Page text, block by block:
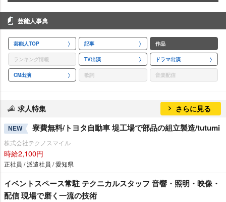
芸能人事典
芸能人TOP 記事 作品
ランキング情報 TV出演 ドラマ出演
CM出演 歌詞 音楽配信
求人特集 さらに見る
NEW 寮費無料/トヨタ自動車 堤工場で部品の組立製造/tutumi
株式会社テクノスマイル
時給2,100円
正社員 / 派遣社員 / 愛知県
イベントスペース常駐 テクニカルスタッフ 音響・照明・映像・
配信 現場で磨く一流の技術